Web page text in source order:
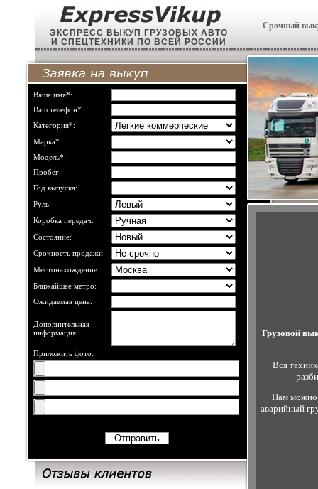
ЭКСПРЕСС ВЫКУП ГРУЗОВЫХ АВТО
И СПЕЦТЕХНИКИ ПО ВСЕЙ РОССИИ
Срочный
Ваше имя*:
Ваш телефон*:
Категория*:
Марка*:
Модель*:
Пробег:
Год выпуска:
Руль:
Коробка передач:
Состояние:
Срочность продажи:
Местонахождение:
Ближайшее метро:
Ожидаемая цена:
Дополнительная
информация:
Приложить фото:
Грузовой
Вся
Нам можно
аварийный